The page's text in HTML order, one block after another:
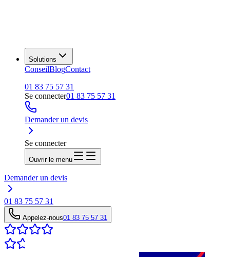
Solutions
ConseilBlogContact
01 83 75 57 31
Se connecter01 83 75 57 31
Demander un devis
Se connecter
Ouvrir le menu
Demander un devis
01 83 75 57 31
Appelez-nous01 83 75 57 31